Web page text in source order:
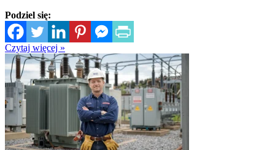
Podziel się:
Czytaj więcej »